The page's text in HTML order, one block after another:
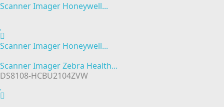
Scanner Imager Honeywell...
Scanner Imager Honeywell...
Scanner Imager Zebra Health...
DS8108-HCBU2104ZVW